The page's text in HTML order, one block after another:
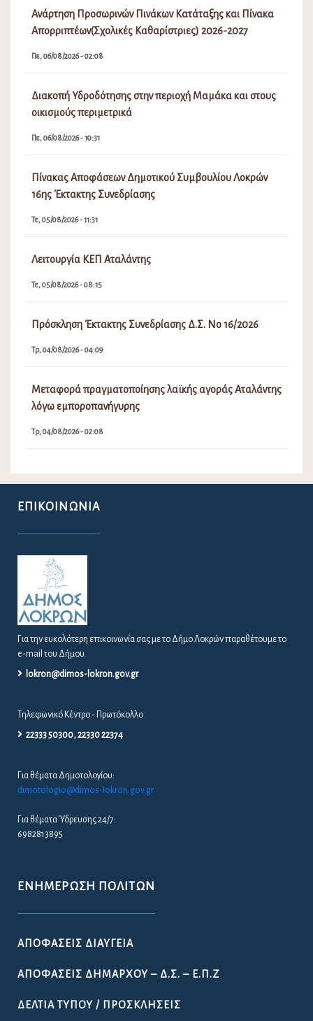
Ανάρτηση Προσωρινών Πινάκων Κατάταξης και Πίνακα
Απορριπτέων(Σχολικές Καθαρίστριες) 2026-2027
Πε, 06/08/2026 - 02:08
Διακοπή Υδροδότησης στην περιοχή Μαμάκα και στους
οικισμούς περιμετρικά
Πε, 06/08/2026 - 10:31
Πίνακας Αποφάσεων Δημοτικού Συμβουλίου Λοκρών
16ης Έκτακτης Συνεδρίασης
Τε, 05/08/2026 - 11:31
Λειτουργία ΚΕΠ Αταλάντης
Τε, 05/08/2026 - 08:15
Πρόσκληση Έκτακτης Συνεδρίασης Δ.Σ. Νο 16/2026
Τρ, 04/08/2026 - 04:09
Μεταφορά πραγματοποίησης λαϊκής αγοράς Αταλάντης
λόγω εμποροπανήγυρης
Τρ, 04/08/2026 - 02:08
ΕΠΙΚΟΙΝΩΝΊΑ
Για την ευκολότερη επικοινωνία σας με το Δήμο Λοκρών παραθέτουμε το
e-mail του Δήμου.
lokron@dimos-lokron.gov.gr
Τηλεφωνικό Κέντρο - Πρωτόκολλο
22333 50300, 22330 22374
Για θέματα Δημοτολογίου:
dimotologio@dimos-lokron.gov.gr
Για θέματα Ύδρευσης 24/7:
6982813895
ΕΝΗΜΈΡΩΣΗ ΠΟΛΙΤΏΝ
ΑΠΟΦΆΣΕΙΣ ΔΙΑΎΓΕΙΑ
ΑΠΟΦΆΣΕΙΣ ΔΗΜΆΡΧΟΥ – Δ.Σ. – Ε.Π.Ζ
ΔΕΛΤΊΑ ΤΎΠΟΥ / ΠΡΟΣΚΛΉΣΕΙΣ